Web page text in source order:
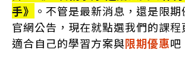
手》
。不管是最新消息，還是限
官網公告，現在就點選我們的課程
適合自己的學習方案與限期優惠吧